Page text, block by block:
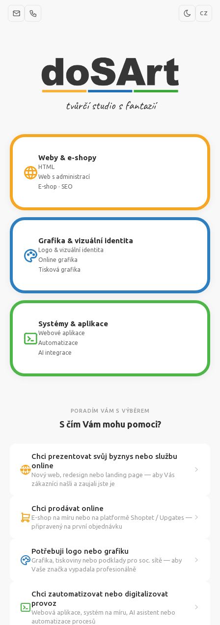
CZ
tvůrčí studio s fantazií
Weby & e-shopy
HTML
Web s administrací
E-shop · SEO
Grafika & vizuální identita
Logo & vizuální identita
Online grafika
Tisková grafika
Systémy & aplikace
Webové aplikace
Automatizace
AI integrace
PORADÍM VÁM S VÝBĚREM
S čím Vám mohu pomoci?
Chci prezentovat svůj byznys nebo službu
online
Nový web, redesign nebo landing page — aby Vás
zákazníci našli a zaujali jste je
Chci prodávat online
E-shop na míru nebo na platformě Shoptet / Upgates —
připravený na první objednávku
Potřebuji logo nebo grafiku
Grafika, tiskoviny nebo podklady pro soc. sítě — aby
Vaše značka vypadala profesionálně
Chci zautomatizovat nebo digitalizovat
provoz
Webová aplikace, systém na míru, AI asistent nebo
automatizace procesů